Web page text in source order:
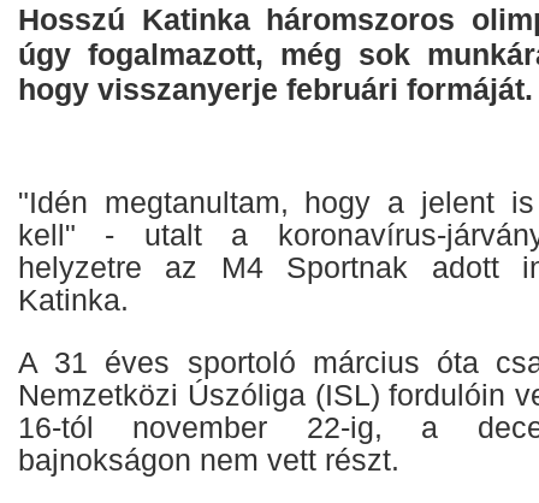
Hosszú Katinka háromszoros
úgy fogalmazott, még sok
hogy visszanyerje februári formáját.
"Idén megtanultam, hogy a jelent
kell" - utalt a koronavírus-
helyzetre az M4 Sportnak adott
Katinka.
A 31 éves sportoló március óta
Nemzetközi Úszóliga (ISL) fordulóin
16-tól november 22-ig, a
bajnokságon nem vett részt.